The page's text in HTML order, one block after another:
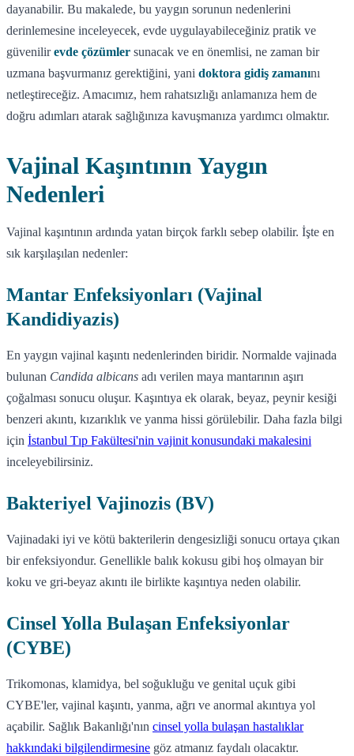
dayanabilir. Bu makalede, bu yaygın sorunun nedenlerini
derinlemesine inceleyecek, evde uygulayabileceğiniz pratik ve
güvenilirevde çözümler sunacak ve en önemlisi, ne zaman bir
uzmana başvurmanız gerektiğini, yani doktora gidiş zamanını
netleştireceğiz. Amacımız, hem rahatsızlığı anlamanıza hem de
doğru adımları atarak sağlığınıza kavuşmanıza yardımcı olmaktır.
Vajinal Kaşıntının Yaygın
Nedenleri
Vajinal kaşıntının ardında yatan birçok farklı sebep olabilir. İşte en
sık karşılaşılan nedenler:
Mantar Enfeksiyonları (Vajinal
Kandidiyazis)
En yaygın vajinal kaşıntı nedenlerinden biridir. Normalde vajinada
bulunan Candida albicans adı verilen maya mantarının aşırı
çoğalması sonucu oluşur. Kaşıntıya ek olarak, beyaz, peynir kesiği
benzeri akıntı, kızarıklık ve yanma hissi görülebilir. Daha fazla bilgi
için İstanbul Tıp Fakültesi'nin vajinit konusundaki makalesini
inceleyebilirsiniz.
Bakteriyel Vajinozis (BV)
Vajinadaki iyi ve kötü bakterilerin dengesizliği sonucu ortaya çıkan
bir enfeksiyondur. Genellikle balık kokusu gibi hoş olmayan bir
koku ve gri-beyaz akıntı ile birlikte kaşıntıya neden olabilir.
Cinsel Yolla Bulaşan Enfeksiyonlar
(CYBE)
Trikomonas, klamidya, bel soğukluğu ve genital uçuk gibi
CYBE'ler, vajinal kaşıntı, yanma, ağrı ve anormal akıntıya yol
açabilir. Sağlık Bakanlığı'nın cinsel yolla bulaşan hastalıklar
hakkındaki bilgilendirmesine göz atmanız faydalı olacaktır.